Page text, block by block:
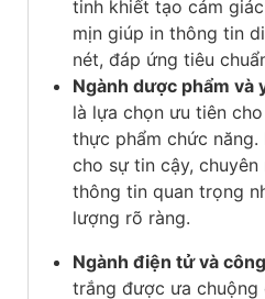
tinh khiết tạo cảm
mịn giúp in thông tin
nét, đáp ứng tiêu
Ngành dược phẩm và
là lựa chọn ưu tiên
thực phẩm chức
cho sự tin cậy,
thông tin quan trọng
lượng rõ ràng.
Ngành điện tử và
trắng được ưa